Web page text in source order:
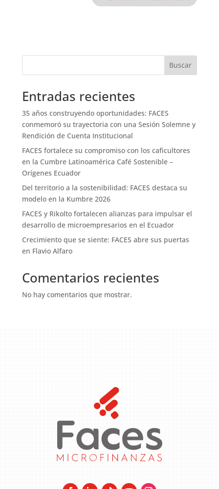
Buscar
Entradas recientes
35 años construyendo oportunidades: FACES
conmemoró su trayectoria con una Sesión Solemne y
Rendición de Cuenta Institucional
FACES fortalece su compromiso con los caficultores
en la Cumbre Latinoamérica Café Sostenible –
Orígenes Ecuador
Del territorio a la sostenibilidad: FACES destaca su
modelo en la Kumbre 2026
FACES y Rikolto fortalecen alianzas para impulsar el
desarrollo de microempresarios en el Ecuador
Crecimiento que se siente: FACES abre sus puertas
en Flavio Alfaro
Comentarios recientes
No hay comentarios que mostrar.